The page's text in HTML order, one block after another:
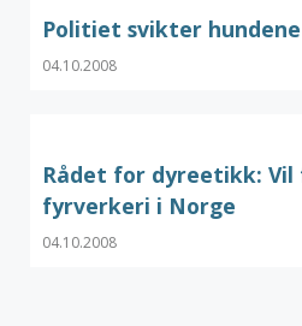
Politiet svikter
04.10.2008
Rådet for dyreetikk:
fyrverkeri i Norge
04.10.2008